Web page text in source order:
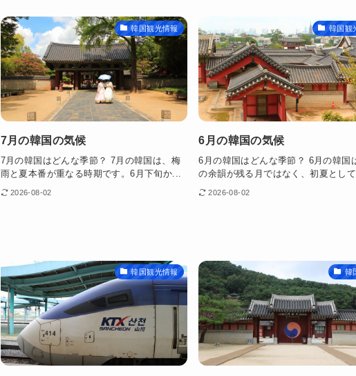
韓国観光情報
7月の韓国の気候
7月の韓国はどんな季節？ 7月の韓国は、梅
雨と夏本番が重なる時期です。6月下旬か...
2026-08-02
韓国観
6月の韓国の気候
6月の韓国はどんな季節？ 6月の韓国
の余韻が残る月ではなく、初夏として
2026-08-02
韓国観光情報 韓